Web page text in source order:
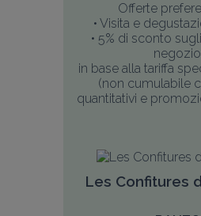
Offerte
• Visita e
• 5% di sconto
negozio
in base alla tariffa
(non cumulabile
quantitativi e
Les Confitures